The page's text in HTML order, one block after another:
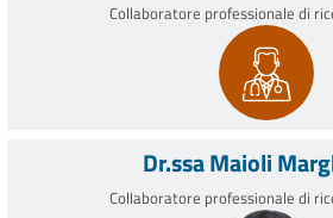
Collaboratore professionale di
Dr.ssa Maioli
Collaboratore professionale di